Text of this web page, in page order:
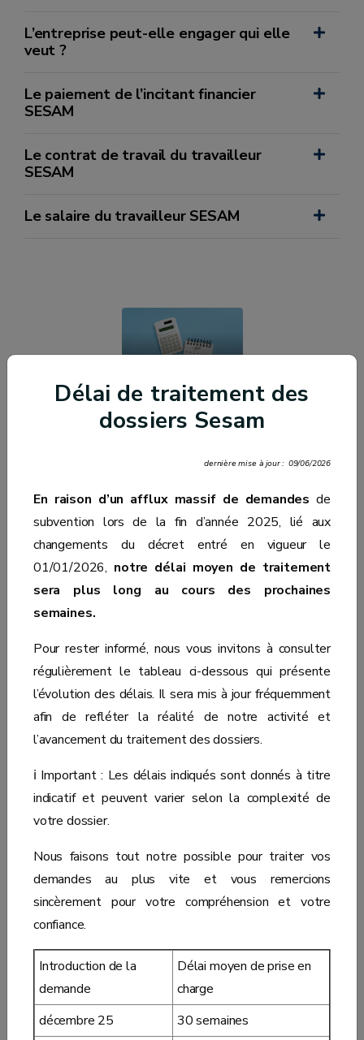
Délai de traitement des
dossiers Sesam
dernière mise à jour : 09/06/2026
En raison d’un afflux massif de demandes de
subvention lors de la fin d’année 2025, lié aux
changements du décret entré en vigueur le
01/01/2026, notre délai moyen de traitement
sera plus long au cours des prochaines
semaines.
Pour rester informé, nous vous invitons à consulter
régulièrement le tableau ci-dessous qui présente
l’évolution des délais. Il sera mis à jour fréquemment
afin de refléter la réalité de notre activité et
l’avancement du traitement des dossiers.
ℹ️ Important : Les délais indiqués sont donnés à titre
indicatif et peuvent varier selon la complexité de
votre dossier.
Nous faisons tout notre possible pour traiter vos
demandes au plus vite et vous remercions
sincèrement pour votre compréhension et votre
confiance.
Introduction de la
demande
Délai moyen de prise en
charge
décembre 25
30 semaines
L’entreprise peut-elle engager qui elle
veut ?
Le paiement de l’incitant financier
SESAM
Le contrat de travail du travailleur
SESAM
Le salaire du travailleur SESAM
Calculer vos
trimestriels